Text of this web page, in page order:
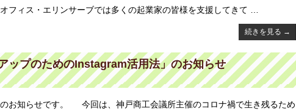
ィス・エリンサーブでは多くの起業家の皆様を支援してきて …
続きを見る →
ップのためのInstagram活用法」のお知らせ
お知らせです。 今回は、神戸商工会議所主催のコロナ禍で生き残るため